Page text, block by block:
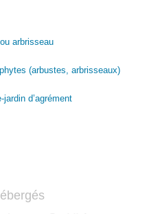
arbrisseau
(arbustes, arbrisseaux)
jardin d’agrément